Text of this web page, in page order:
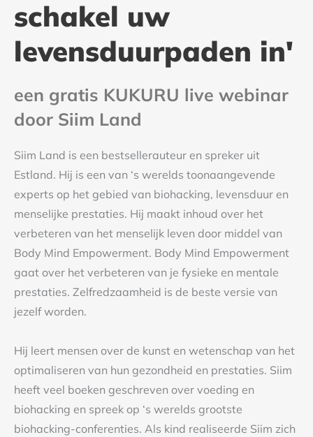
schakel uw
levensduurpaden in'
een gratis KUKURU live webinar
door Siim Land
Siim Land is een bestsellerauteur en spreker uit
Estland. Hij is een van ‘s werelds toonaangevende
experts op het gebied van biohacking, levensduur en
menselijke prestaties. Hij maakt inhoud over het
verbeteren van het menselijk leven door middel van
Body Mind Empowerment. Body Mind Empowerment
gaat over het verbeteren van je fysieke en mentale
prestaties. Zelfredzaamheid is de beste versie van
jezelf worden.
Hij leert mensen over de kunst en wetenschap van het
optimaliseren van hun gezondheid en prestaties. Siim
heeft veel boeken geschreven over voeding en
biohacking en spreek op ‘s werelds grootste
biohacking-conferenties. Als kind realiseerde Siim zich